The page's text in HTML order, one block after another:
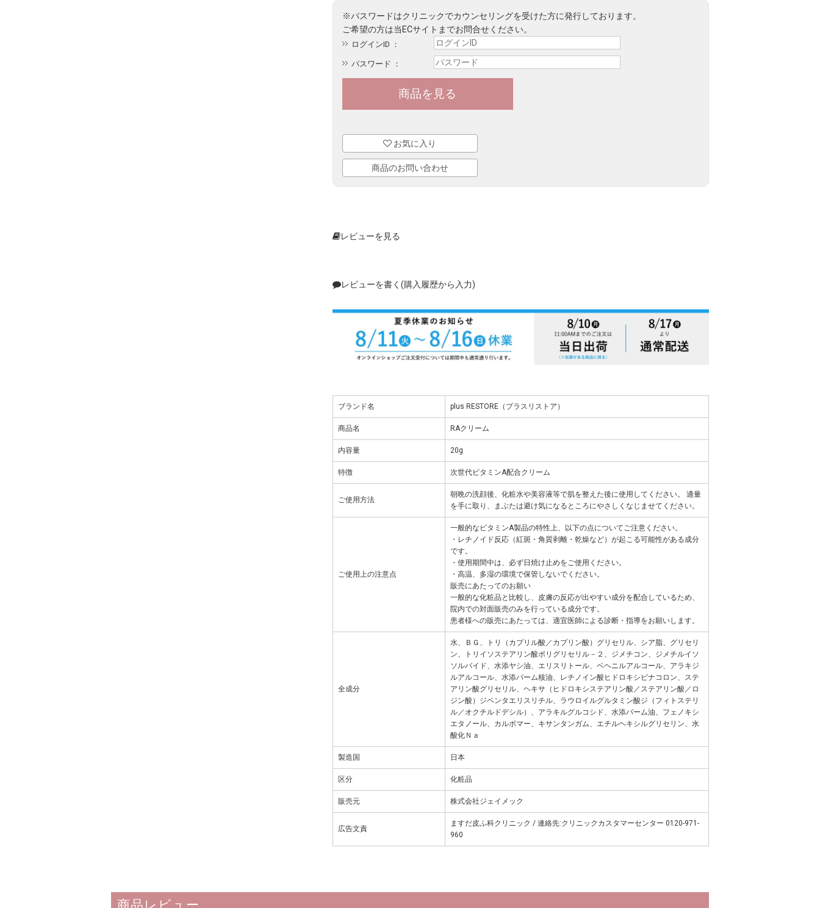
ログインID ：
パスワード ：
お気に入り
商品のお問い合わせ
レビューを見る
レビューを書く(購入履歴から入力)
ブランド名 plus RESTORE（プラスリストア）
商品名 RAクリーム
内容量 20g
特徴 次世代ビタミンA配合クリーム
ご使用方法
朝晩の洗顔後、化粧水や美容液等で肌を整えた後に使用してください。 適量
を手に取り、まぶたは避け気になるところにやさしくなじませてください。
ご使用上の注意点
一般的なビタミンA製品の特性上、以下の点についてご注意ください。
・レチノイド反応（紅斑・角質剥離・乾燥など）が起こる可能性がある成分
です。
・使用期間中は、必ず日焼け止めをご使用ください。
・高温、多湿の環境で保管しないでください。
販売にあたってのお願い
一般的な化粧品と比較し、皮膚の反応が出やすい成分を配合しているため、
院内での対面販売のみを行っている成分です。
患者様への販売にあたっては、適宜医師による診断・指導をお願いします。
全成分
水、ＢＧ、トリ（カプリル酸／カプリン酸）グリセリル、シア脂、グリセリ
ン、トリイソステアリン酸ポリグリセリル－２、ジメチコン、ジメチルイソ
ソルバイド、水添ヤシ油、エリスリトール、ベヘニルアルコール、アラキジ
ルアルコール、水添パーム核油、レチノイン酸ヒドロキシピナコロン、ステ
アリン酸グリセリル、ヘキサ（ヒドロキシステアリン酸／ステアリン酸／ロ
ジン酸）ジペンタエリスリチル、ラウロイルグルタミン酸ジ（フィトステリ
ル／オクチルドデシル）、アラキルグルコシド、水添パーム油、フェノキシ
エタノール、カルボマー、キサンタンガム、エチルヘキシルグリセリン、水
酸化Ｎａ
製造国 日本
区分 化粧品
販売元 株式会社ジェイメック
広告文責
ますだ皮ふ科クリニック / 連絡先:クリニックカスタマーセンター 0120-971-
960
商品レビュー